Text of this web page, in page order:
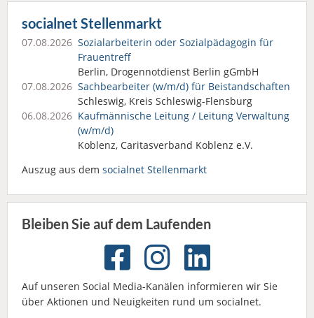
socialnet Stellenmarkt
07.08.2026 Sozialarbeiterin oder Sozialpädagogin für
Frauentreff
Berlin, Drogennotdienst Berlin gGmbH
07.08.2026 Sachbearbeiter (w/m/d) für Beistandschaften
Schleswig, Kreis Schleswig-Flensburg
06.08.2026 Kaufmännische Leitung / Leitung Verwaltung
(w/m/d)
Koblenz, Caritasverband Koblenz e.V.
Auszug aus dem socialnet Stellenmarkt
Bleiben Sie auf dem Laufenden
Auf unseren Social Media-Kanälen informieren wir Sie
über Aktionen und Neuigkeiten rund um socialnet.